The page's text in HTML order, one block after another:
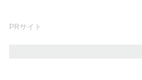
PRサイト